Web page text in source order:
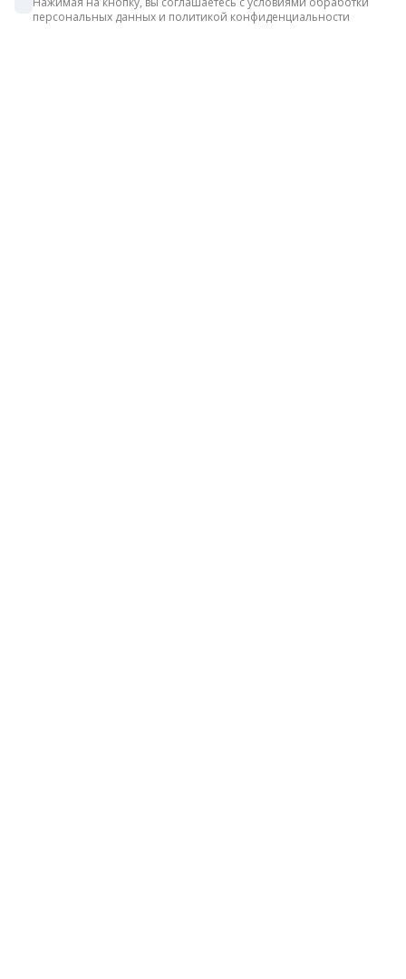
персональных данных и политикой конфиденциальности